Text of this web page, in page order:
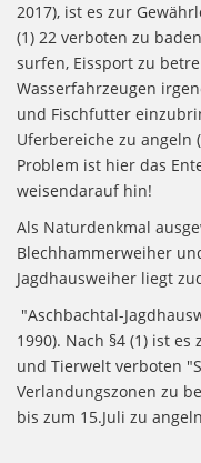
2017), ist es zur
(1) 22 verboten zu
surfen, Eissport zu
Wasserfahrzeugen
und Fischfutter
Uferbereiche zu angeln
Problem ist hier das
weisendarauf hin!
Als Naturdenkmal
Blechhammerweiher
Jagdhausweiher liegt
"Aschbachtal-
1990). Nach §4 (1) ist
und Tierwelt verboten
Verlandungszonen zu
bis zum 15.Juli zu